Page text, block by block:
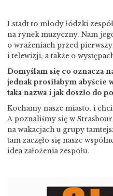
Lstadt to młody łódzki
na rynek muzyczny. Nam
o wrażeniach przed
i telewizji, a także o
Domyślam się co oznacza
jednak prosiłabym abyście
taka nazwa i jak doszło do
Kochamy nasze miasto, i
A poznaliśmy się w
na wakacjach u grupy
tam zaczęło się nasze
idea założenia zespołu.